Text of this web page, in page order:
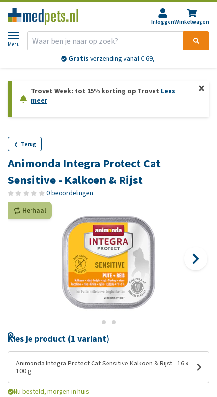
InloggenWinkelwagen
Menu
Gratis verzending vanaf € 69,-
Trovet Week: tot 15% korting op Trovet Lees
meer
Terug
Animonda Integra Protect Cat
Sensitive - Kalkoen & Rijst
0 beoordelingen
Herhaal
Kies je product (1 variant)
Animonda Integra Protect Cat Sensitive Kalkoen & Rijst - 16 x
100 g
Nu besteld, morgen in huis